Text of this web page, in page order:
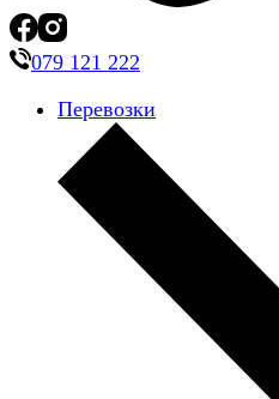
079 121 222
Перевозки